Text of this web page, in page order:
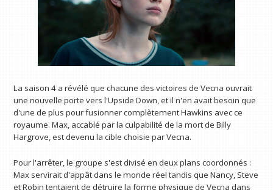
La saison 4 a révélé que chacune des victoires de Vecna ​​ouvrait
une nouvelle porte vers l'Upside Down, et il n'en avait besoin que
d'une de plus pour fusionner complètement Hawkins avec ce
royaume. Max, accablé par la culpabilité de la mort de Billy
Hargrove, est devenu la cible choisie par Vecna.
Pour l'arrêter, le groupe s'est divisé en deux plans coordonnés :
Max servirait d'appât dans le monde réel tandis que Nancy, Steve
et Robin tentaient de détruire la forme physique de Vecna ​​dans